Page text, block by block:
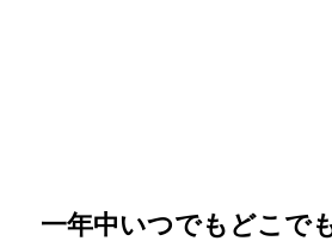
一年中いつでもどこで